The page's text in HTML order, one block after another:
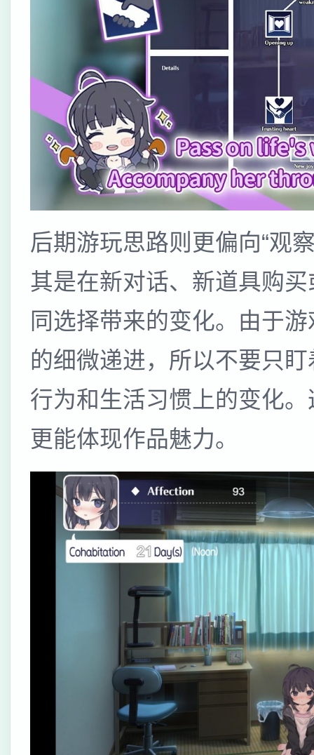
后期游玩思路则更偏向“观
其是在新对话、新道具购
同选择带来的变化。由于
的细微递进，所以不要只
行为和生活习惯上的变化
更能体现作品魅力。